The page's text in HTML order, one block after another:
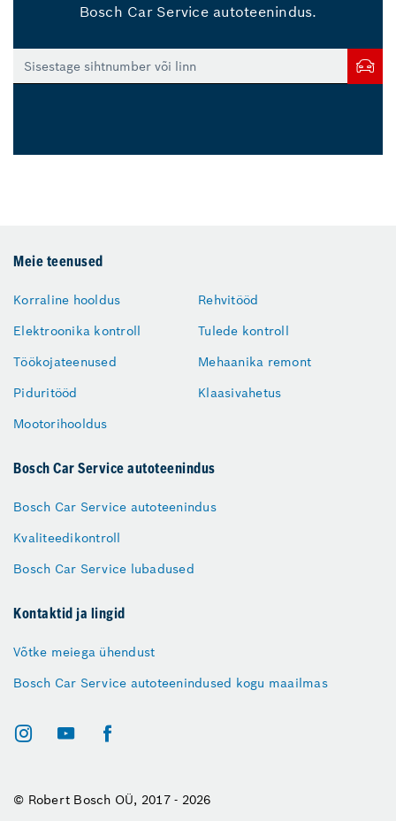
Bosch Car Service autoteenindus.
Meie teenused
Korraline hooldus
Elektroonika kontroll
Töökojateenused
Piduritööd
Mootorihooldus
Rehvitööd
Tulede kontroll
Mehaanika remont
Klaasivahetus
Bosch Car Service autoteenindus
Bosch Car Service autoteenindus
Kvaliteedikontroll
Bosch Car Service lubadused
Kontaktid ja lingid
Võtke meiega ühendust
Bosch Car Service autoteenindused kogu maailmas
© Robert Bosch OÜ, 2017 - 2026